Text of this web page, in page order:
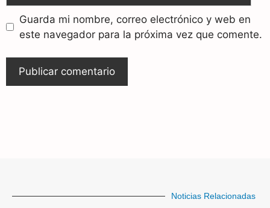
Guarda mi nombre, correo electrónico y web en
este navegador para la próxima vez que comente.
Noticias Relacionadas